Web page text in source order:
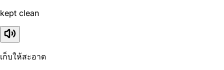
kept clean
เก็บให้สะอาด